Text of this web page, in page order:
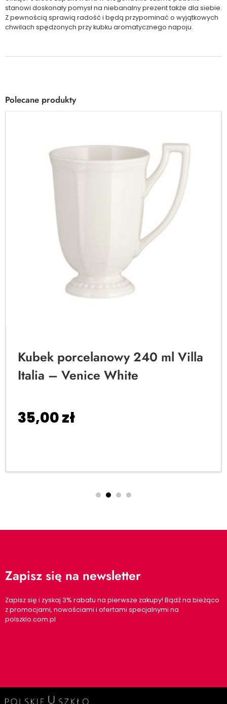
stanowi doskonały pomysł na niebanalny prezent także dla siebie.
Z pewnością sprawią radość i będą przypominać o wyjątkowych
chwilach spędzonych przy kubku aromatycznego napoju.
Polecane produkty
Kubek porcelanowy 240 ml Villa
Italia – Venice White
35,00zł
Zapisz się na newsletter
Zapisz się i zyskaj 3% rabatu na pierwsze zakupy! Bądź na bieżąco
z promocjami, nowościami i ofertami specjalnymi na
polszklo.com.pl